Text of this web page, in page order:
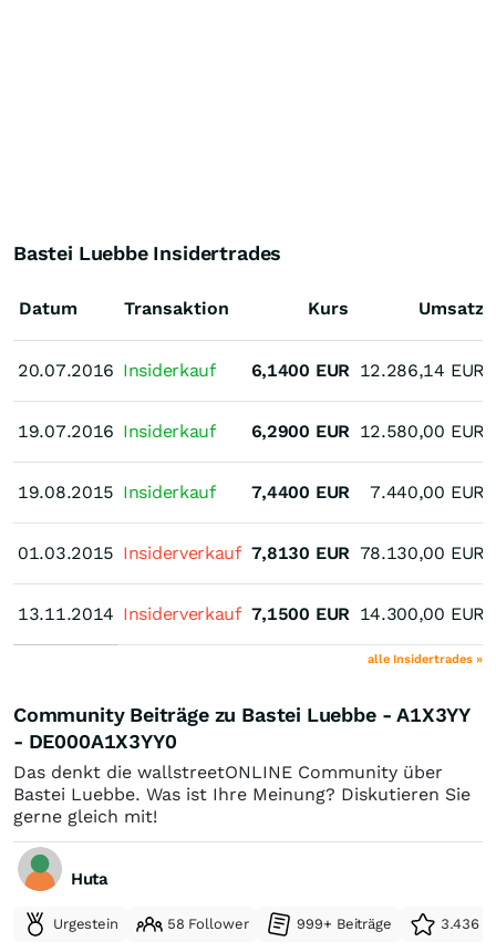
Bastei Luebbe Insidertrades
Datum
20.07.2016
19.07.2016
19.08.2015
01.03.2015
13.11.2014
Transaktion Kurs Umsatz
20.07.2016 Insiderkauf 6,1400 EUR 12.286,14 EUR
19.07.2016 Insiderkauf 6,2900 EUR 12.580,00 EUR
19.08.2015 Insiderkauf 7,4400 EUR 7.440,00 EUR
01.03.2015 Insiderverkauf 7,8130 EUR 78.130,00 EUR
13.11.2014 Insiderverkauf 7,1500 EUR 14.300,00 EUR
alle Insidertrades »
Community Beiträge zu Bastei Luebbe - A1X3YY
- DE000A1X3YY0
Das denkt die wallstreetONLINE Community über
Bastei Luebbe. Was ist Ihre Meinung? Diskutieren Sie
gerne gleich mit!
Huta
Urgestein 58 Follower 999+ Beiträge 3.436